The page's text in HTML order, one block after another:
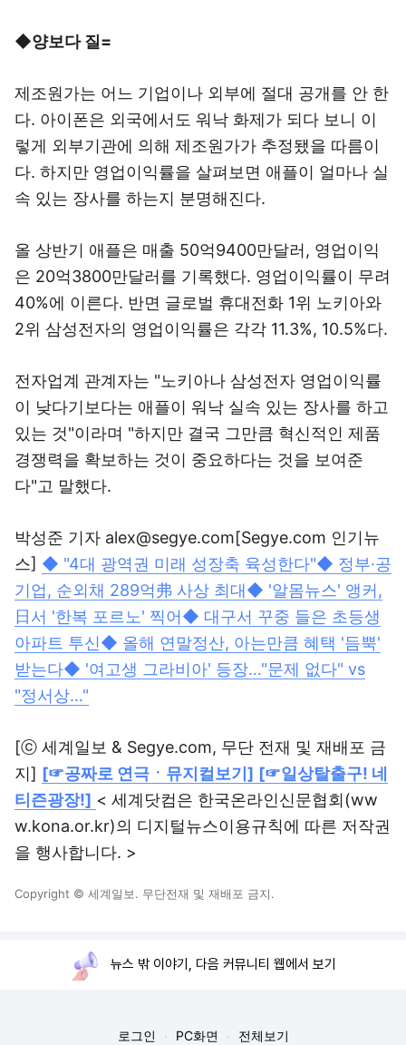
◆양보다 질=
제조원가는 어느 기업이나 외부에 절대 공개를 안 한
다. 아이폰은 외국에서도 워낙 화제가 되다 보니 이
렇게 외부기관에 의해 제조원가가 추정됐을 따름이
다. 하지만 영업이익률을 살펴보면 애플이 얼마나 실
속 있는 장사를 하는지 분명해진다.
올 상반기 애플은 매출 50억9400만달러, 영업이익
은 20억3800만달러를 기록했다. 영업이익률이 무려
40%에 이른다. 반면 글로벌 휴대전화 1위 노키아와
2위 삼성전자의 영업이익률은 각각 11.3%, 10.5%다.
전자업계 관계자는 "노키아나 삼성전자 영업이익률
이 낮다기보다는 애플이 워낙 실속 있는 장사를 하고
있는 것"이라며 "하지만 결국 그만큼 혁신적인 제품
경쟁력을 확보하는 것이 중요하다는 것을 보여준
다"고 말했다.
박성준 기자 alex@segye.com[Segye.com 인기뉴
스] ◆ "4대 광역권 미래 성장축 육성한다"◆ 정부·공
기업, 순외채 289억弗 사상 최대◆ '알몸뉴스' 앵커,
日서 '한복 포르노' 찍어◆ 대구서 꾸중 들은 초등생
아파트 투신◆ 올해 연말정산, 아는만큼 혜택 '듬뿍'
받는다◆ '여고생 그라비아' 등장…"문제 없다" vs
"정서상…"
[ⓒ 세계일보 & Segye.com, 무단 전재 및 재배포 금
지] [☞공짜로 연극ㆍ뮤지컬보기] [☞일상탈출구! 네
티즌광장!] < 세계닷컴은 한국온라인신문협회(ww
w.kona.or.kr)의 디지털뉴스이용규칙에 따른 저작권
을 행사합니다. >
Copyright © 세계일보. 무단전재 및 재배포 금지.
뉴스 밖 이야기, 다음 커뮤니티 웹에서 보기
로그인 PC화면 전체보기